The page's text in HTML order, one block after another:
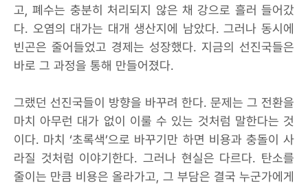
고, 폐수는 충분히 처리되지 않은 채 강으로 흘러 들어갔
다. 오염의 대가는 대개 생산지에 남았다. 그러나 동시에
빈곤은 줄어들었고 경제는 성장했다. 지금의 선진국들은
바로 그 과정을 통해 만들어졌다.
그랬던 선진국들이 방향을 바꾸려 한다. 문제는 그 전환을
마치 아무런 대가 없이 이룰 수 있는 것처럼 말한다는 것
이다. 마치 ‘초록색’으로 바꾸기만 하면 비용과 충돌이 사
라질 것처럼 이야기한다. 그러나 현실은 다르다. 탄소를
줄이는 만큼 비용은 올라가고, 그 부담은 결국 누군가에게